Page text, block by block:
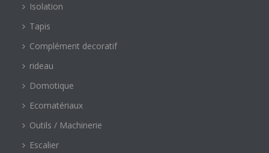
Isolation
Tapis
Complément decoratif
rideau
Domotique
Ecomatériaux
Outils / Machinerie
Escalier